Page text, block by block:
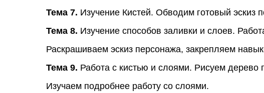
Тема 7. Изучение Кистей. Обводим готовый эскиз
Тема 8. Изучение способов заливки и слоев.
Раскрашиваем эскиз персонажа, закрепляем
Тема 9. Работа с кистью и слоями. Рисуем дерево
Изучаем подробнее работу со слоями.